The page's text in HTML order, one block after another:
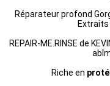
Réparateur profond
Extraits
REPAIR-ME.RINSE de
Riche en